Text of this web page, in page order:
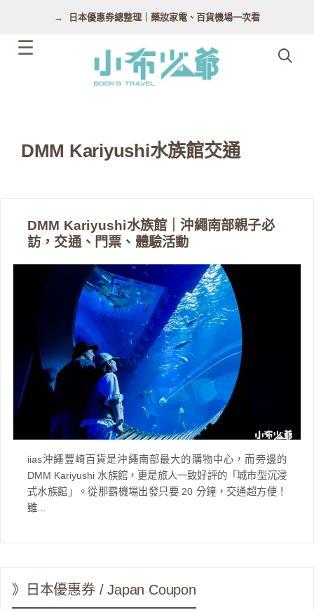
日本優惠券總整理｜藥妝家電、百貨機場一次看
DMM Kariyushi水族館交通
DMM Kariyushi水族館｜沖繩南部親子必
訪，交通、門票、體驗活動
iias沖繩豐崎百貨是沖繩南部最大的購物中心，而旁邊的
DMM Kariyushi 水族館，更是旅人一致好評的「城市型沉浸
式水族館」。從那霸機場出發只要 20 分鐘，交通超方便！
雖...
》日本優惠券 / Japan Coupon